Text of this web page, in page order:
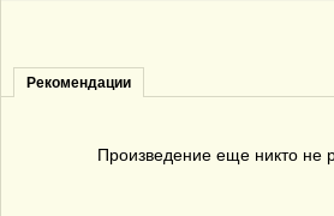
Рекомендации
Произведение еще никто не